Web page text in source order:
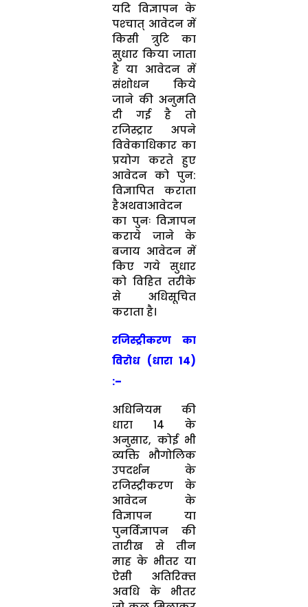
यदि विज्ञापन के
पश्‍चात् आवेदन में
किसी त्रुटि का
सुधार किया जाता
है या आवेदन में
संशोधन किये
जाने की अनुमति
दी गई है तो
रजिस्‍ट्रार अपने
विवेकाधिकार का
प्रयोग करते हुए
आवेदन को पुन:
विज्ञापित कराता
हैअथवाआवेदन
का पुनः विज्ञापन
कराये जाने के
बजाय आवेदन में
किए गये सुधार
को विहित तरीके
से अधिसूचित
कराता है।
रजिस्‍ट्रीकरण का
विरोध (धारा 14)
:–
अधिनियम की
धारा 14 के
अनुसार, कोई भी
व्‍यक्ति भौगोलिक
उपदर्शन के
रजिस्‍ट्रीकरण के
आवेदन के
विज्ञापन या
पुनर्विज्ञापन की
तारीख से तीन
माह के भीतर या
ऐसी अतिरिक्‍त
अवधि के भीतर